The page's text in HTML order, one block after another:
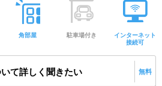
角部屋 駐車場付き
インターネット
接続可
て詳しく聞きたい 無料